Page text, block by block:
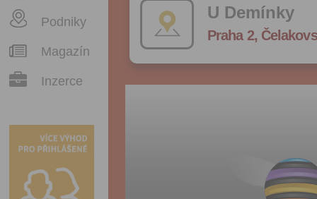
Podniky
Magazín
Inzerce
U Demínky
Praha 2,